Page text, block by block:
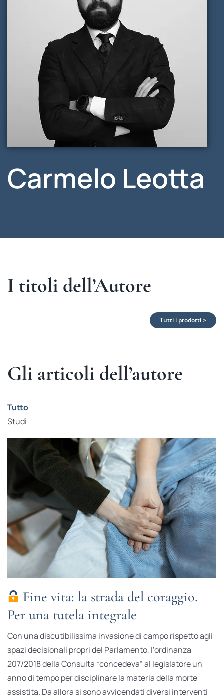
Carmelo Leotta
I titoli dell’Autore
Tutti i prodotti >
Gli articoli dell’autore
Tutto
Studi
Fine vita: la strada del coraggio.
Per una tutela integrale
Con una discutibilissima invasione di campo rispetto agli
spazi decisionali propri del Parlamento, l’ordinanza
207/2018 della Consulta “concedeva” al legislatore un
anno di tempo per disciplinare la materia della morte
assistita. Da allora si sono avvicendati diversi interventi